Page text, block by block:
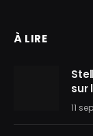
À LIRE
sur
11